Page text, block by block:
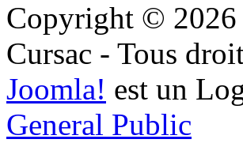
Copyright © 2026
Cursac - Tous
Joomla! est un
General Public